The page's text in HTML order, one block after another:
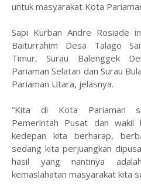
untuk masyarakat Kota
Sapi Kurban Andre Rosiade
Baiturrahim Desa Talago
Timur, Surau Balenggek
Pariaman Selatan dan Surau
Pariaman Utara, jelasnya.
“Kita di Kota Pariaman
Pemerintah Pusat dan
kedepan kita berharap,
sedang kita perjuangkan
hasil yang nantinya
kemaslahatan masyarakat kita